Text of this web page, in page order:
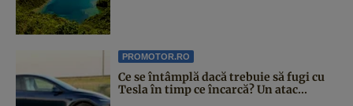
PROMOTOR.RO
Ce se întâmplă dacă trebuie să fugi cu
Tesla în timp ce încarcă? Un atac...